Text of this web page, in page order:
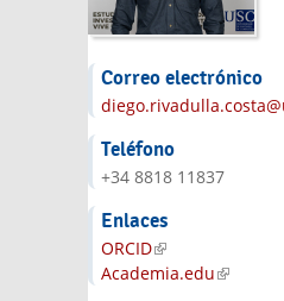
Correo electrónico
Teléfono
+34 8818 11837
Enlaces
ORCID(link is external)
Academia.edu(link is